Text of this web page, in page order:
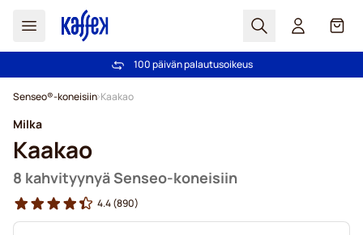
Haku Kori
Ilmainen toimitus yli 49,00€ tilauksille
100 päivän palautusoikeus
Senseo®-koneisiin Kaakao
Milka
Kaakao
8 kahvityynyä Senseo-koneisiin
4.4(890)